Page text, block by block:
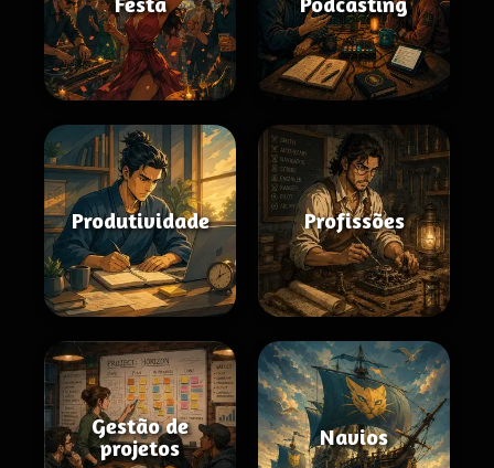
Produtividade Profissões
Gestão de
projetos
Navios